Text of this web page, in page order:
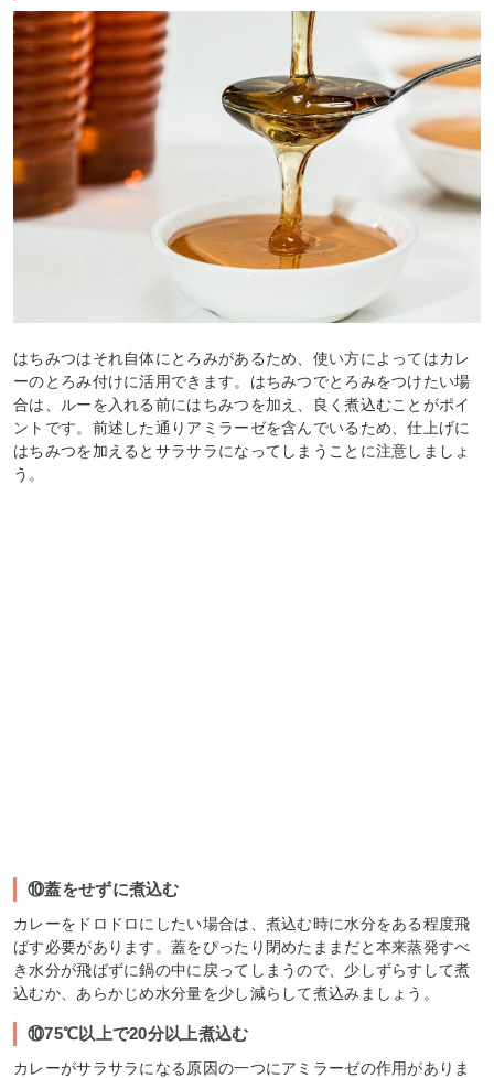
はちみつはそれ自体にとろみがあるため、使い方によってはカレ
ーのとろみ付けに活用できます。はちみつでとろみをつけたい場
合は、ルーを入れる前にはちみつを加え、良く煮込むことがポイ
ントです。前述した通りアミラーゼを含んでいるため、仕上げに
はちみつを加えるとサラサラになってしまうことに注意しましょ
う。
⑩蓋をせずに煮込む
カレーをドロドロにしたい場合は、煮込む時に水分をある程度飛
ばす必要があります。蓋をぴったり閉めたままだと本来蒸発すべ
き水分が飛ばずに鍋の中に戻ってしまうので、少しずらすして煮
込むか、あらかじめ水分量を少し減らして煮込みましょう。
⑩75℃以上で20分以上煮込む
カレーがサラサラになる原因の一つにアミラーゼの作用がありま